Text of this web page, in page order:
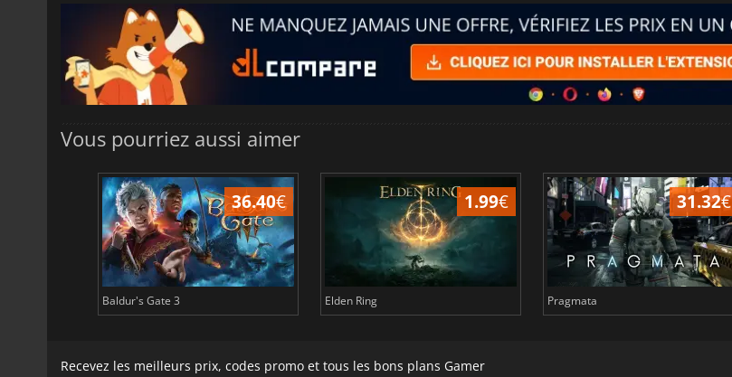
Vous pourriez aussi aimer
36.40€
Baldur's Gate 3
1.99€
Elden Ring
31.32€
Pragmata
Recevez les meilleurs prix, codes promo et tous les bons plans Gamer